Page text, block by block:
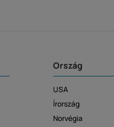
Ország
USA
Írország
Norvégia